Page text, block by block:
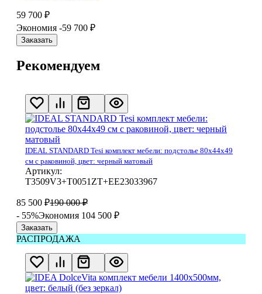
59 700 ₽
Экономия -59 700 ₽
Заказать
Рекомендуем
IDEAL STANDARD Tesi комплект мебели: подстолье 80x44x49
см с раковиной, цвет: черный матовый
Артикул:
T3509V3+T0051ZT+EE23033967
85 500 ₽190 000 ₽
- 55%Экономия 104 500 ₽
Заказать
РАСПРОДАЖА